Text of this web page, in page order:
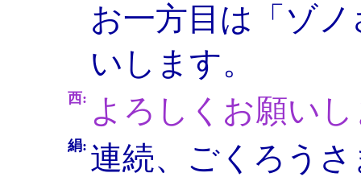
お一方目は「ゾ
いします。
西: よろしくお願い
絹: 連続、ごくろう